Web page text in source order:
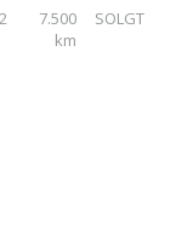
7.500
km
SOLGT